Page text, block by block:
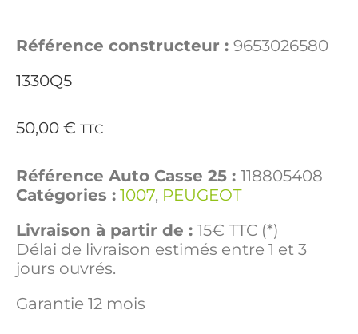
Référence constructeur : 9653026580
1330Q5
50,00 € TTC
Référence Auto Casse 25 : 118805408
Catégories : 1007, PEUGEOT
Livraison à partir de : 15€ TTC (*)
Délai de livraison estimés entre 1 et 3
jours ouvrés.
Garantie 12 mois